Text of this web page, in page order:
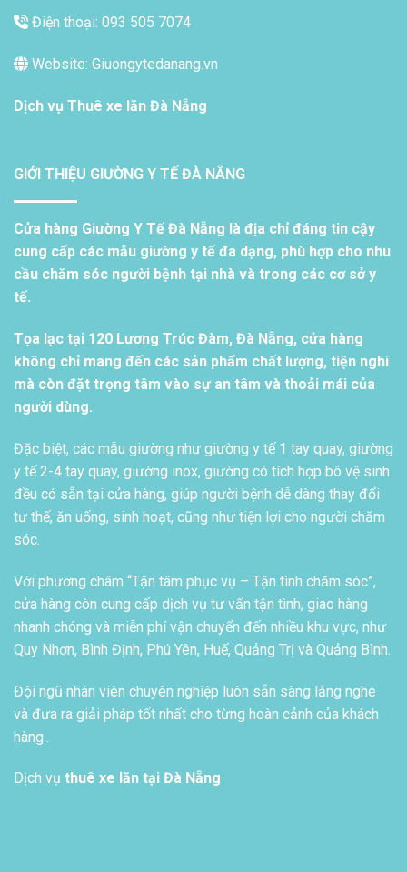
Điện thoại: 093 505 7074
Website: Giuongytedanang.vn
Dịch vụ Thuê xe lăn Đà Nẵng
GIỚI THIỆU GIƯỜNG Y TẾ ĐÀ NẴNG
Cửa hàng Giường Y Tế Đà Nẵng là địa chỉ đáng tin cậy
cung cấp các mẫu giường y tế đa dạng, phù hợp cho nhu
cầu chăm sóc người bệnh tại nhà và trong các cơ sở y
tế.
Tọa lạc tại 120 Lương Trúc Đàm, Đà Nẵng, cửa hàng
không chỉ mang đến các sản phẩm chất lượng, tiện nghi
mà còn đặt trọng tâm vào sự an tâm và thoải mái của
người dùng.
Đặc biệt, các mẫu giường như giường y tế 1 tay quay, giường
y tế 2-4 tay quay, giường inox, giường có tích hợp bô vệ sinh
đều có sẵn tại cửa hàng, giúp người bệnh dễ dàng thay đổi
tư thế, ăn uống, sinh hoạt, cũng như tiện lợi cho người chăm
sóc.
Với phương châm “Tận tâm phục vụ – Tận tình chăm sóc”,
cửa hàng còn cung cấp dịch vụ tư vấn tận tình, giao hàng
nhanh chóng và miễn phí vận chuyển đến nhiều khu vực, như
Quy Nhơn, Bình Định, Phú Yên, Huế, Quảng Trị và Quảng Bình.
Đội ngũ nhân viên chuyên nghiệp luôn sẵn sàng lắng nghe
và đưa ra giải pháp tốt nhất cho từng hoàn cảnh của khách
hàng..
Dịch vụ thuê xe lăn tại Đà Nẵng